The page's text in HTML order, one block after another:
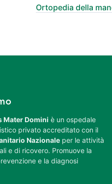
Ortopedia della
Mater Domini è un ospedale
privato accreditato con il
Nazionale per le attività
e di ricovero. Promuove la
e la diagnosi